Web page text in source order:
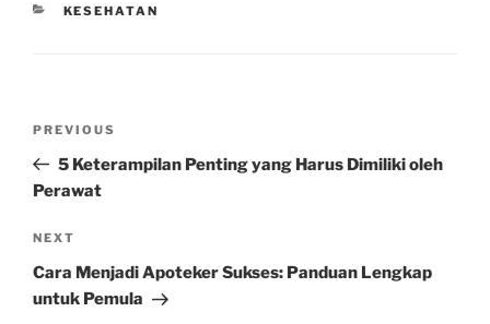
CATEGORIES
KESEHATAN
Previous
Post
PREVIOUS
5 Keterampilan Penting yang Harus Dimiliki oleh
Perawat
Next
Post
NEXT
Cara Menjadi Apoteker Sukses: Panduan Lengkap
untuk Pemula